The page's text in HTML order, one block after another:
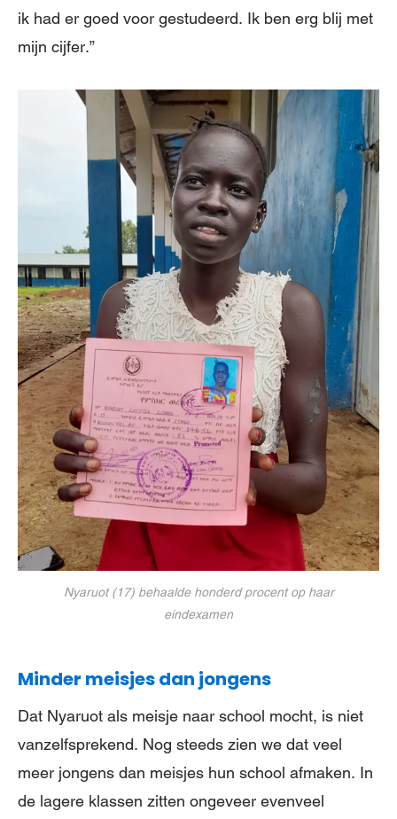
ik had er goed voor gestudeerd. Ik ben erg blij met
mijn cijfer.”
Nyaruot (17) behaalde honderd procent op haar
eindexamen
Minder meisjes dan jongens
Dat Nyaruot als meisje naar school mocht, is niet
vanzelfsprekend. Nog steeds zien we dat veel
meer jongens dan meisjes hun school afmaken. In
de lagere klassen zitten ongeveer evenveel